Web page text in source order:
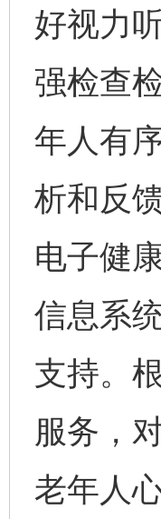
好视力
强检查
年人有
析和反
电子健
信息系
支持。
服务，
老年人